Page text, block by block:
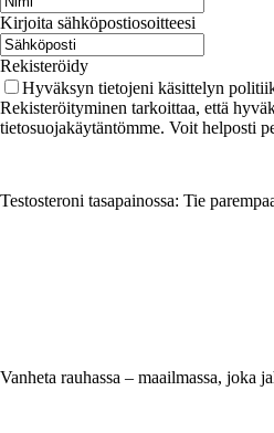
Kirjoita sähköpostiosoitteesi
Rekisteröidy
Hyväksyn tietojeni käsittelyn
Rekisteröityminen tarkoittaa, että
tietosuojakäytäntömme. Voit helposti
Testosteroni tasapainossa: Tie
Vanheta rauhassa – maailmassa, joka